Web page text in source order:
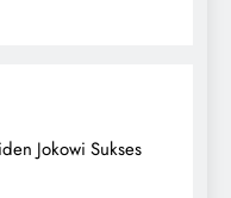
Jokowi Sukses